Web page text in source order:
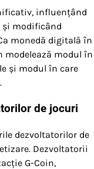
influențând
modificând
monedă digitală în
modelează modul în
și modul în care
de jocuri
dezvoltatorilor de
Dezvoltatorii
G-Coin,